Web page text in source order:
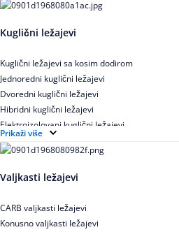
Kuglični ležajevi
Kuglični ležajevi sa kosim dodirom
Jednoredni kuglični ležajevi
Dvoredni kuglični ležajevi
Hibridni kuglični ležajevi
Elektroizolovani kuglični ležajevi
Samopodesivi kuglični ležajevi
Aksijalni kuglični ležajevi
Kuglični ležajevi od nerđajućeg čelika
Prikaži više
Valjkasti ležajevi
CARB valjkasti ležajevi
Konusno valjkasti ležajevi